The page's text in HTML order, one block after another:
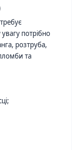
потрібно
розтруба,
та